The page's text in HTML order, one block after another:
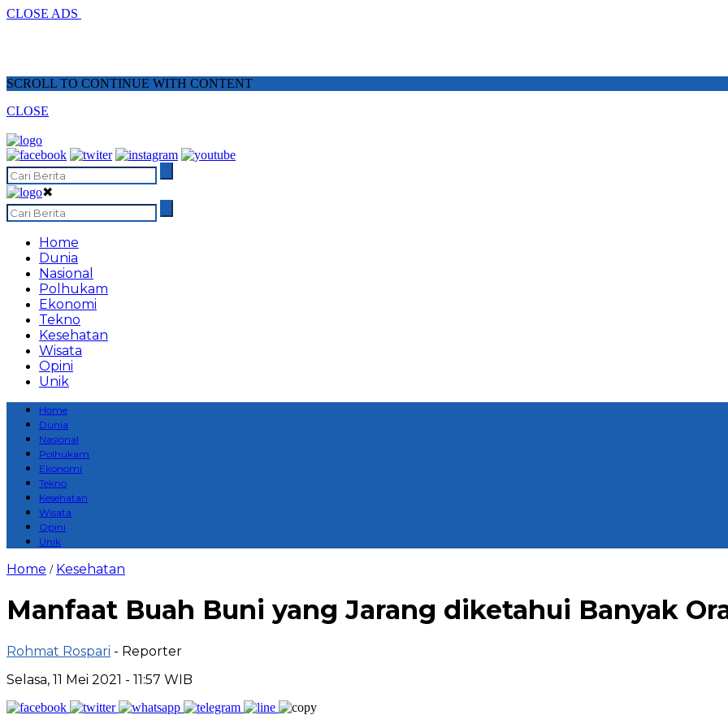
CLOSE ADS
SCROLL TO CONTINUE WITH CONTENT
CLOSE
✖
Home
Dunia
Nasional
Polhukam
Ekonomi
Tekno
Kesehatan
Wisata
Opini
Unik
Home
Dunia
Nasional
Polhukam
Ekonomi
Tekno
Kesehatan
Wisata
Opini
Unik
Home / Kesehatan
Manfaat Buah Buni yang Jarang diketahui Banyak
Rohmat Rospari - Reporter
Selasa, 11 Mei 2021 - 11:57 WIB